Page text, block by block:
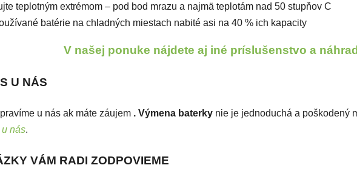
teplotným extrémom – pod bod mrazu a najmä teplotám nad 50 stupňov C
batérie na chladných miestach nabité asi na 40 % ich kapacity
V našej ponuke nájdete aj iné príslušenstvo a
U NÁS
u nás ak máte záujem . Výmena baterky nie je jednoduchá a poškodený
nás.
VÁM RADI ZODPOVIEME